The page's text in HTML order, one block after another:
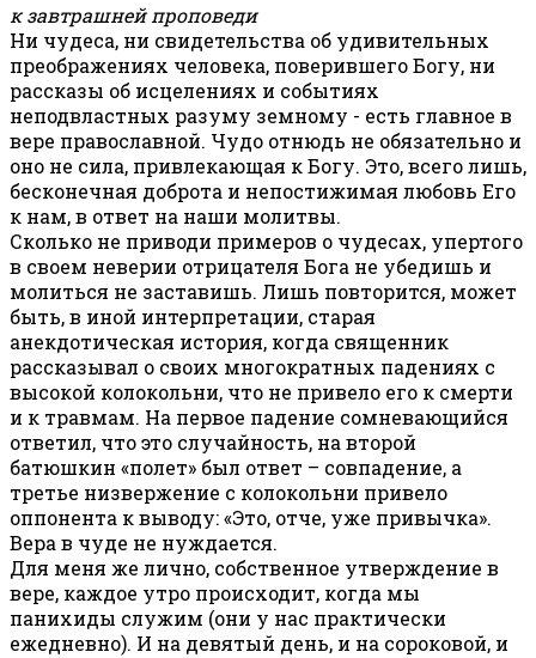
к завтрашней проповеди
Ни чудеса, ни свидетельства об удивительных
преображениях человека, поверившего Богу, ни
рассказы об исцелениях и событиях
неподвластных разуму земному - есть главное в
вере православной. Чудо отнюдь не обязательно и
оно не сила, привлекающая к Богу. Это, всего лишь,
бесконечная доброта и непостижимая любовь Его
к нам, в ответ на наши молитвы.
Сколько не приводи примеров о чудесах, упертого
в своем неверии отрицателя Бога не убедишь и
молиться не заставишь. Лишь повторится, может
быть, в иной интерпретации, старая
анекдотическая история, когда священник
рассказывал о своих многократных падениях с
высокой колокольни, что не привело его к смерти
и к травмам. На первое падение сомневающийся
ответил, что это случайность, на второй
батюшкин «полет» был ответ – совпадение, а
третье низвержение с колокольни привело
оппонента к выводу: «Это, отче, уже привычка».
Вера в чуде не нуждается.
Для меня же лично, собственное утверждение в
вере, каждое утро происходит, когда мы
панихиды служим (они у нас практически
ежедневно). И на девятый день, и на сороковой, и